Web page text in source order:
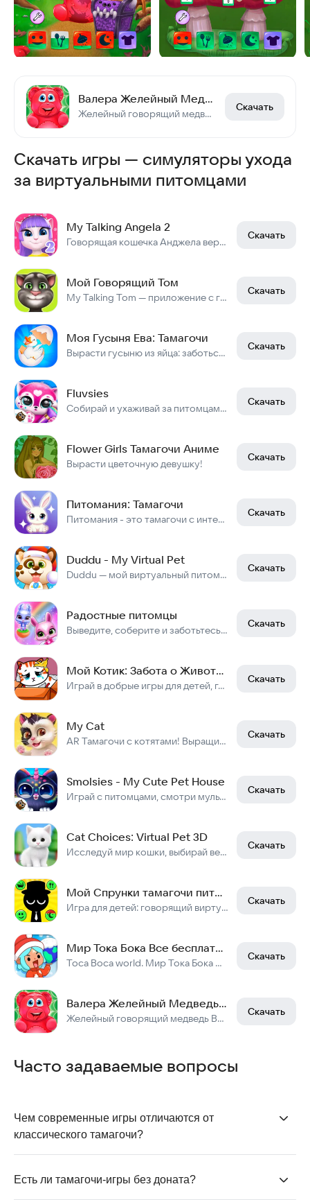
Валера Желейный Медведь 3: виртуальный питомец
Желейный говорящий медведь Валерка: ухаживай, наряжай, раскрашивай питомца.
Скачать
Скачать игры — симуляторы ухода
за виртуальными питомцами
My Talking Angela 2
Говорящая кошечка Анджела вернулась
Скачать
Мой Говорящий Том
My Talking Tom — приложение с говорящим котом Томом.
Скачать
Моя Гусыня Ева: Тамагочи
Вырасти гусыню из яйца: заботься, играй, наряжай и развивай Еву!
Скачать
Fluvsies
Собирай и ухаживай за питомцами, наряжай их и играй
Скачать
Flower Girls Тамагочи Аниме
Вырасти цветочную девушку!
Скачать
Питомания: Тамагочи
Питомания - это тамагочи с интересными мини-играми и удобным чатом.
Скачать
Duddu - My Virtual Pet
Duddu — мой виртуальный питомец
Скачать
Радостные питомцы
Выведите, соберите и заботьтесь о своей команде домашних кроликов!
Скачать
Мой Котик: Забота о Животных
Играй в добрые игры для детей, где надо лечить животных и ухаживать за котом!
Скачать
My Cat
AR Тамагочи с котятами! Выращивай и играй
Скачать
Smolsies - My Cute Pet House
Играй с питомцами, смотри мультики и получай сюрпризы
Скачать
Cat Choices: Virtual Pet 3D
Исследуй мир кошки, выбирай верно!
Скачать
Мой Спрунки тамагочи питомец: создай своего морфа
Игра для детей: говорящий виртуальный питомец. Одевалки с инкредибокс спрунками.
Скачать
Мир Тока Бока Все бесплатно - Toca Boca World
Toca Boca world. Мир Тока Бока — создавайте свою историю!
Скачать
Валера Желейный Медведь 3: виртуальный питомец
Желейный говорящий медведь Валерка: ухаживай, наряжай, раскрашивай питомца.
Скачать
Часто задаваемые вопросы
Чем современные игры отличаются от
классического тамагочи?
ухода за питомцем: кормление, игры, лечение и сон,
Есть ли тамагочи-игры без доната?